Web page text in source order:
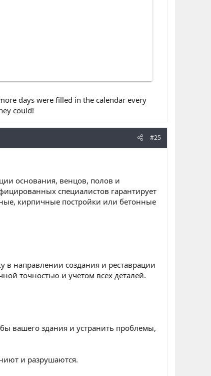
days were filled in the calendar every
could!
#25
основания, венцов, полов и
специалистов гарантирует
кирпичные постройки или бетонные
направлении создания и реставрации
точностью и учетом всех деталей.
вашего здания и устранить проблемы,
и разрушаются.